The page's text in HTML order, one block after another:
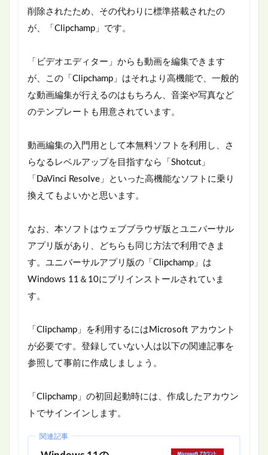
削除されたため、その代わりに標準搭載されたの
が、「Clipchamp」です。
「ビデオエディター」からも動画を編集できます
が、この「Clipchamp」はそれより高機能で、一般的
な動画編集が行えるのはもちろん、音楽や写真など
のテンプレートも用意されています。
動画編集の入門用として本無料ソフトを利用し、さ
らなるレベルアップを目指すなら「Shotcut」
「DaVinci Resolve」といった高機能なソフトに乗り
換えてもよいかと思います。
なお、本ソフトはウェブブラウザ版とユニバーサル
アプリ版があり、どちらも同じ方法で利用できま
す。ユニバーサルアプリ版の「Clipchamp」は
Windows 11＆10にプリインストールされていま
す。
「Clipchamp」を利用するにはMicrosoft アカウント
が必要です。登録していない人は以下の関連記事を
参照して事前に作成しましょう。
「Clipchamp」の初回起動時には、作成したアカウン
トでサインインします。
関連記事